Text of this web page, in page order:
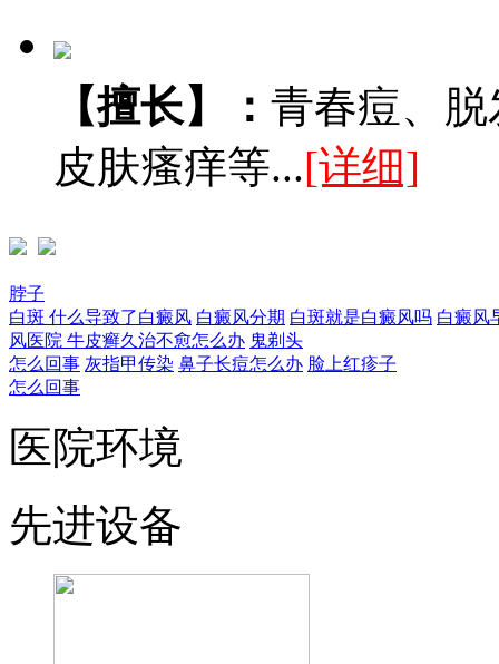
【擅长】： 青春痘、
皮肤瘙痒等...[详细]
脖子
白斑 什么导致了白癜风 白癜风分期 白斑就是白癜风吗 白癜风
风医院 牛皮癣久治不愈怎么办 鬼剃头
怎么回事 灰指甲传染 鼻子长痘怎么办 脸上红疹子
怎么回事
医院环境
先进设备